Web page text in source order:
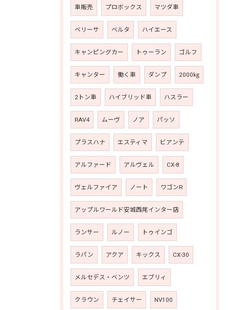
車販売 プロボックス マツダ車
ベリーサ ベルタ ハイエース
キャンピングカー トゥーラン ゴルフ
キャンター 働く車 ダンプ 2000㎏
2トン車 ハイブリッド車 ハスラー
RAV4 ムーヴ ノア パッソ
プラスハナ エスティマ ビアンテ
アルファード アルヴェル CX-8
ヴェルファイア ノート ワゴンR
アップルワールド安城西尾インター店
ランサー ルノー トゥインゴ
ラパン アクア キックス CX-30
メルセデス・ベンツ エブリィ
クラウン チェイサー NV100